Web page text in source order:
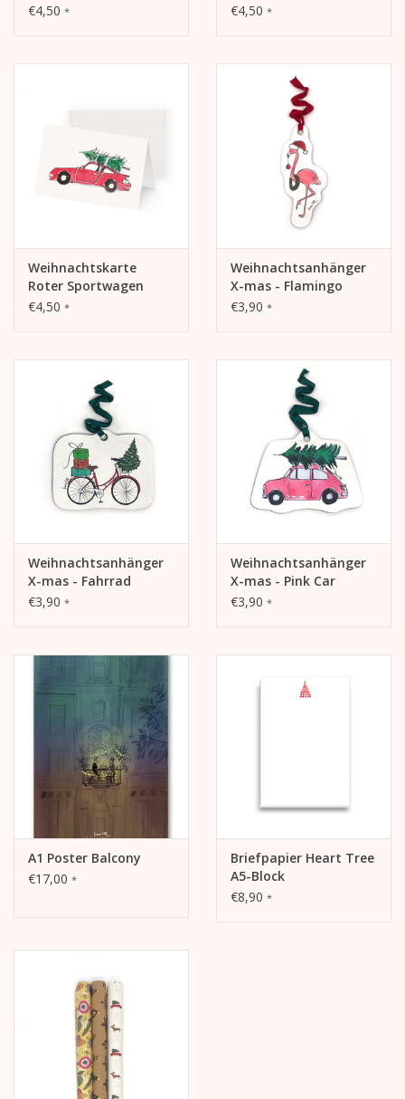
€4,50 *
€4,50 *
Weihnachtskarte
Roter Sportwagen
€4,50 *
Weihnachtsanhänger
X-mas - Flamingo
€3,90 *
Weihnachtsanhänger
X-mas - Fahrrad
€3,90 *
Weihnachtsanhänger
X-mas - Pink Car
€3,90 *
A1 Poster Balcony
€17,00 *
Briefpapier Heart Tree
A5-Block
€8,90 *